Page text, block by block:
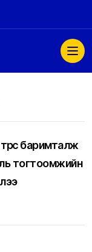
баримталж
тогтоомжийн